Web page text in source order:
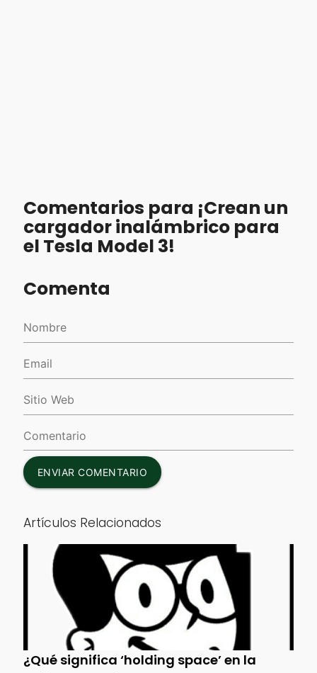
Comentarios para ¡Crean un
cargador inalámbrico para
el Tesla Model 3!
Comenta
ENVIAR COMENTARIO
Artículos Relacionados
¿Qué significa ‘holding space’ en la